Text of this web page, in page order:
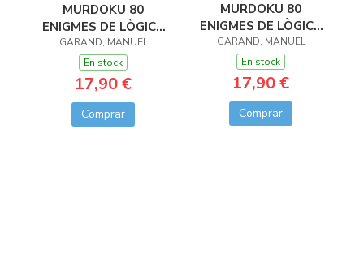
MURDOKU 80
ENIGMES DE LÒGICA
I ASSASSINATS
GARAND, MANUEL
En stock
17,90 €
Comprar
MURDOKU 80
ENIGMES DE LÒGICA
I ASSASINATS
GARAND, MANUEL
En stock
17,90 €
Comprar